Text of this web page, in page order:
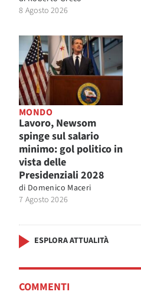
8 Agosto 2026
MONDO
Lavoro, Newsom
spinge sul salario
minimo: gol politico in
vista delle
Presidenziali 2028
di Domenico Maceri
7 Agosto 2026
ESPLORA ATTUALITÀ
COMMENTI